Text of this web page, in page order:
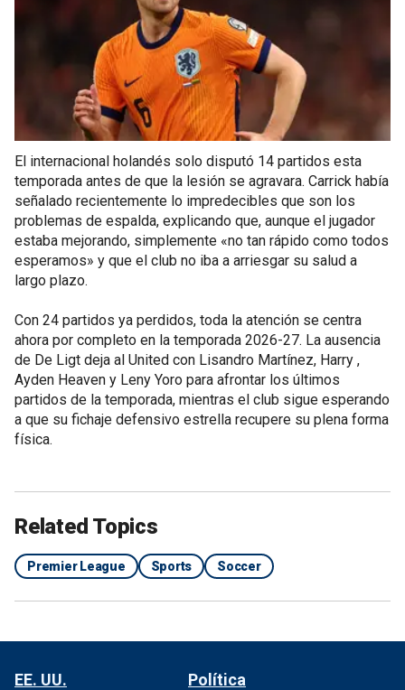
El internacional holandés solo disputó 14 partidos esta
temporada antes de que la lesión se agravara. Carrick había
señalado recientemente lo impredecibles que son los
problemas de espalda, explicando que, aunque el jugador
estaba mejorando, simplemente «no tan rápido como todos
esperamos» y que el club no iba a arriesgar su salud a
largo plazo.
Con 24 partidos ya perdidos, toda la atención se centra
ahora por completo en la temporada 2026-27. La ausencia
de De Ligt deja al United con Lisandro Martínez, Harry ,
Ayden Heaven y Leny Yoro para afrontar los últimos
partidos de la temporada, mientras el club sigue esperando
a que su fichaje defensivo estrella recupere su plena forma
física.
Related Topics
Premier League Sports Soccer
EE. UU. Política